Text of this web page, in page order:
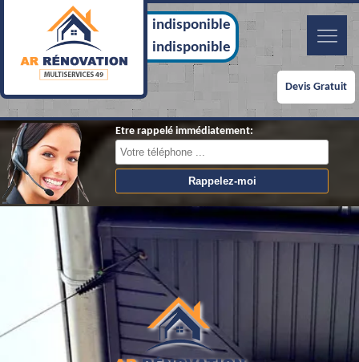
indisponible
indisponible
Devis Gratuit
Etre rappelé immédiatement: